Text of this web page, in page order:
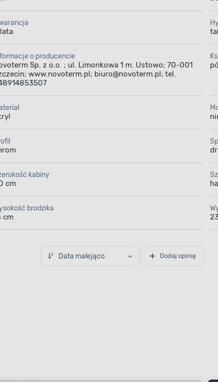
o producencie
Sp. z o.o. ; ul. Limonkowa 1 m. Ustowo; 70-001
www.novoterm.pl; biuro@novoterm.pl; tel.
kabiny
cm
brodzika
cm
Data malejąco Dodaj opinię